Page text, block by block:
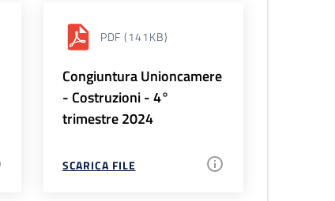
PDF (141KB)
Congiuntura Unioncamere
- Costruzioni - 4°
trimestre 2024
SCARICA FILE